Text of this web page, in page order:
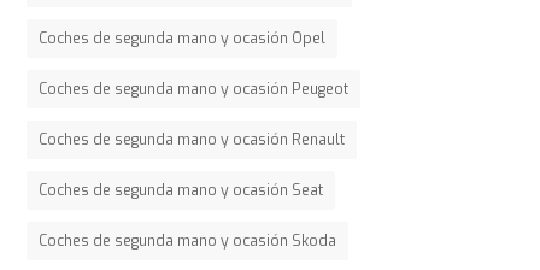
Coches de segunda mano y ocasión Opel
Coches de segunda mano y ocasión Peugeot
Coches de segunda mano y ocasión Renault
Coches de segunda mano y ocasión Seat
Coches de segunda mano y ocasión Skoda